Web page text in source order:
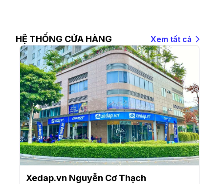
HỆ THỐNG CỬA HÀNG Xem tất cả
Xedap.vn Nguyễn Cơ Thạch